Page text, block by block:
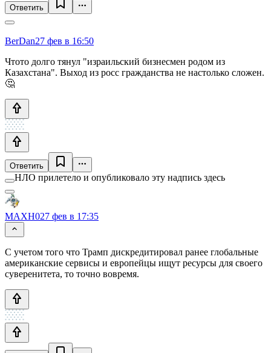
Ответить
BerDan27 фев в 16:50
Чтото долго тянул "израильский бизнесмен родом из
Казахстана". Выход из росс гражданства не настолько сложен.
🤔
Ответить
НЛО прилетело и опубликовало эту надпись здесь
MAXH027 фев в 17:35
С учетом того что Трамп дискредитировал ранее глобальные
американские сервисы и европейцы ищут ресурсы для своего
суверенитета, то точно вовремя.